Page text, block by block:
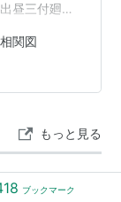
昼三付廻座
年表 ■参考
原かつて人
いう概念は
を顧客と
相関図
もっと見る
ブックマーク